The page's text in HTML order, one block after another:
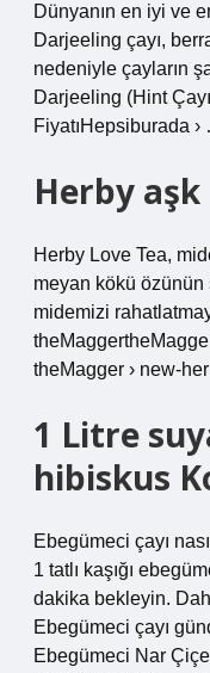
Dünyanın en iyi ve
Darjeeling çayı,
nedeniyle çayların
Darjeeling (Hint
FiyatıHepsiburada
Herby aşk
Herby Love Tea,
meyan kökü
midemizi
theMagger › new-
1 Litre
hibiskus
Ebegümeci çayı
1 tatlı kaşığı
dakika bekleyin.
Ebegümeci çayı
Ebegümeci Nar